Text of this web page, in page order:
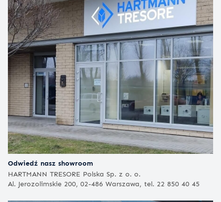
Odwiedź nasz showroom
HARTMANN TRESORE Polska Sp. z o. o.
Al. Jerozolimskie 200, 02-486 Warszawa, tel. 22 850 40 45